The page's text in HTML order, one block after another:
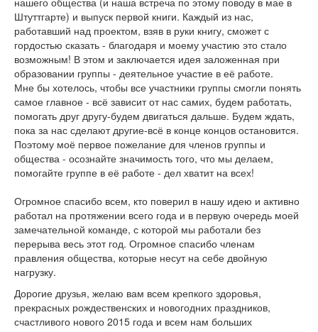
Штуттгарте) и выпуск первой книги. Каждый из нас,
работавший над проектом, взяв в руки книгу, сможет с
гордостью сказать - благодаря и моему участию это стало
возможным! В этом и заключается идея заложенная при
образовании группы - деятельное участие в её работе.
Мне бы хотелось, чтобы все участники группы смогли понять
самое главное - всё зависит от нас самих, будем работать,
помогать друг другу-будем двигаться дальше. Будем ждать,
пока за нас сделают другие-всё в конце концов остановится.
Поэтому моё первое пожелание для членов группы и
общества - осознайте значимость того, что мы делаем,
помогайте группе в её работе - дел хватит на всех!
Огромное спасибо всем, кто поверил в нашу идею и активно
работал на протяжении всего года и в первую очередь моей
замечательной команде, с которой мы работали без
перерыва весь этот год. Огромное спасибо членам
правления общества, которые несут на себе двойную
нагрузку.
Дорогие друзья, желаю вам всем крепкого здоровья,
прекрасных рождественских и новогодних праздников,
счастливого нового 2015 года и всем нам больших